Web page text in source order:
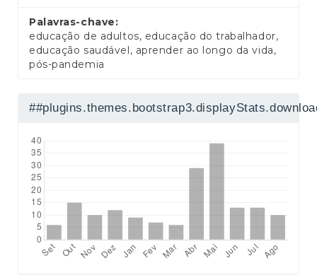
Palavras-chave:
educação de adultos, educação do trabalhador,
educação saudável, aprender ao longo da vida,
pós-pandemia